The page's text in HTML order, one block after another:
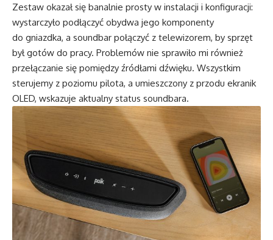
Zestaw okazał się banalnie prosty w instalacji i konfiguracji:
wystarczyło podłączyć obydwa jego komponenty
do gniazdka, a soundbar połączyć z telewizorem, by sprzęt
był gotów do pracy. Problemów nie sprawiło mi również
przełączanie się pomiędzy źródłami dźwięku. Wszystkim
sterujemy z poziomu pilota, a umieszczony z przodu ekranik
OLED, wskazuje aktualny status soundbara.